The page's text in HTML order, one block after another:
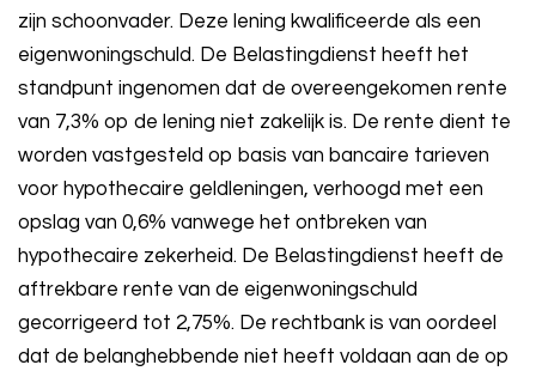
zijn schoonvader. Deze lening kwalificeerde als een
eigenwoningschuld. De Belastingdienst heeft het
standpunt ingenomen dat de overeengekomen rente
van 7,3% op de lening niet zakelijk is. De rente dient te
worden vastgesteld op basis van bancaire tarieven
voor hypothecaire geldleningen, verhoogd met een
opslag van 0,6% vanwege het ontbreken van
hypothecaire zekerheid. De Belastingdienst heeft de
aftrekbare rente van de eigenwoningschuld
gecorrigeerd tot 2,75%. De rechtbank is van oordeel
dat de belanghebbende niet heeft voldaan aan de op